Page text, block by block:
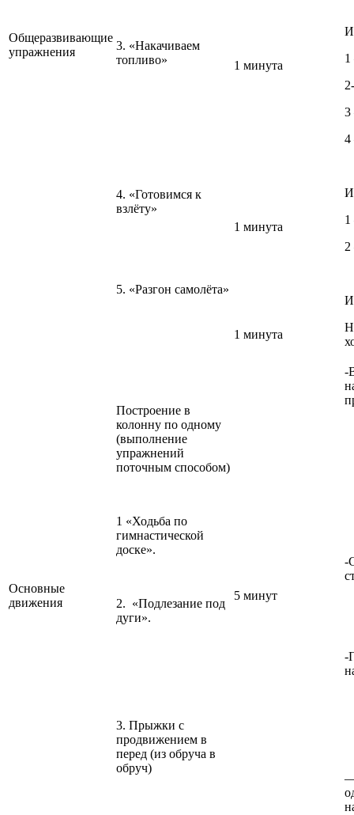
Общеразвивающие
упражнения
3. «Накачиваем
топливо»
4. «Готовимся к
взлёту»
5. «Разгон самолёта»
1 минута
1 минута
1 минута
1
3
4
1
2
Основные
движения
Построение в
колонну по одному
(выполнение
упражнений
поточным способом)
1 «Ходьба по
гимнастической
доске».
2. «Подлезание под
дуги».
3. Прыжки с
продвижением в
перед (из обруча в
обруч)
5 минут
-
-
-
—